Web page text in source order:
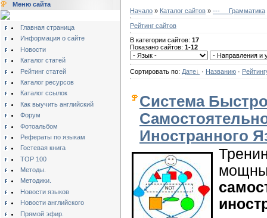
Меню сайта
Главная страница
Информация о сайте
Новости
Каталог статей
Рейтинг статей
Каталог ресурсов
Каталог ссылок
Как выучить английский
Форум
Фотоальбом
Рефераты по языкам
Гостевая книга
TOP 100
Методы.
Методики.
Новости языков
Новости английского
Прямой эфир.
Начало » Каталог сайтов » ---__ Грамматика
Рейтинг сайтов
В категории сайтов: 17
Показано сайтов: 1-12
Сортировать по: Дате · Названию ·
Система
Иностранного